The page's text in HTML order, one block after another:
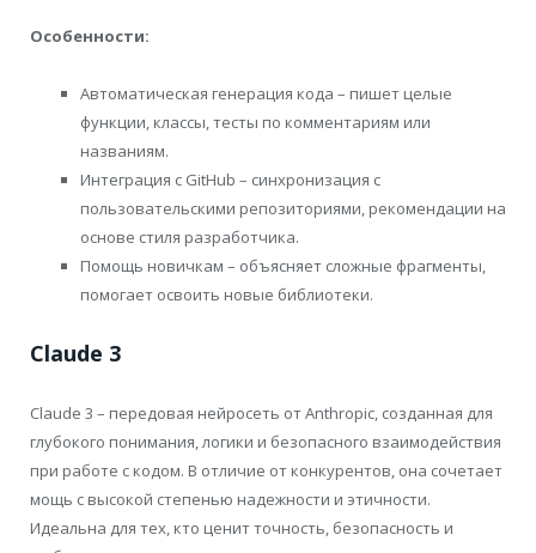
Особенности:
Автоматическая генерация кода – пишет целые
функции, классы, тесты по комментариям или
названиям.
Интеграция с GitHub – синхронизация с
пользовательскими репозиториями, рекомендации на
основе стиля разработчика.
Помощь новичкам – объясняет сложные фрагменты,
помогает освоить новые библиотеки.
Claude 3
Claude 3 – передовая нейросеть от Anthropic, созданная для
глубокого понимания, логики и безопасного взаимодействия
при работе с кодом. В отличие от конкурентов, она сочетает
мощь с высокой степенью надежности и этичности.
Идеальна для тех, кто ценит точность, безопасность и